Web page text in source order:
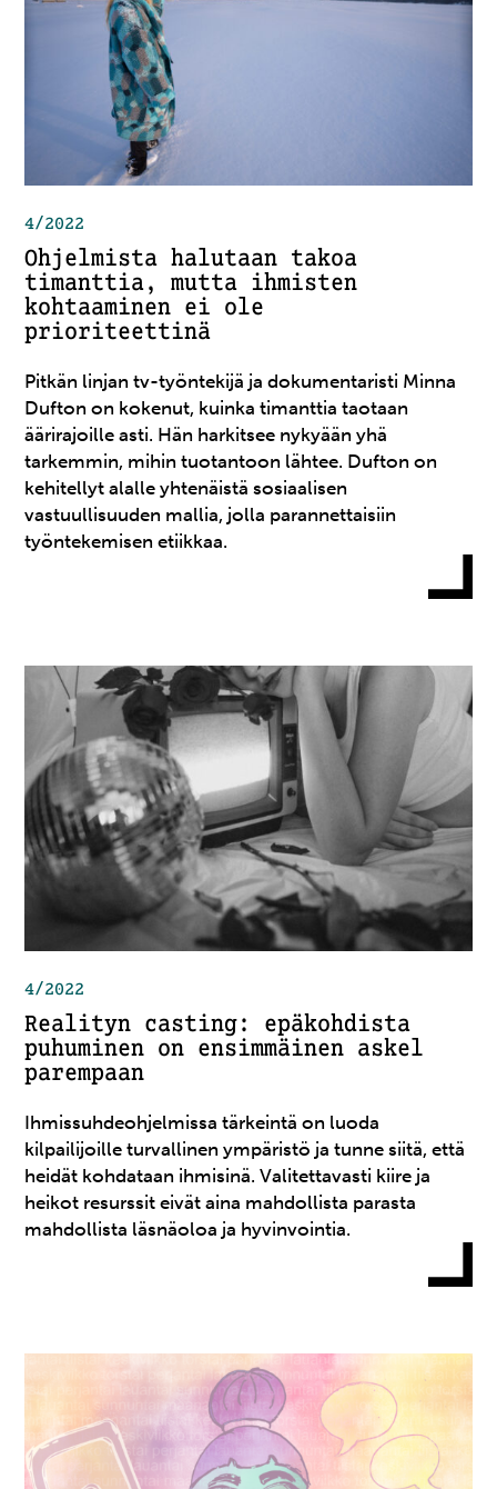
4/2022
Ohjelmista halutaan takoa
timanttia, mutta ihmisten
kohtaaminen ei ole
prioriteettinä
Pitkän linjan tv-työntekijä ja dokumentaristi Minna
Dufton on kokenut, kuinka timanttia taotaan
äärirajoille asti. Hän harkitsee nykyään yhä
tarkemmin, mihin tuotantoon lähtee. Dufton on
kehitellyt alalle yhtenäistä sosiaalisen
vastuullisuuden mallia, jolla parannettaisiin
työntekemisen etiikkaa.
4/2022
Realityn casting: epäkohdista
puhuminen on ensimmäinen askel
parempaan
Ihmissuhdeohjelmissa tärkeintä on luoda
kilpailijoille turvallinen ympäristö ja tunne siitä, että
heidät kohdataan ihmisinä. Valitettavasti kiire ja
heikot resurssit eivät aina mahdollista parasta
mahdollista läsnäoloa ja hyvinvointia.